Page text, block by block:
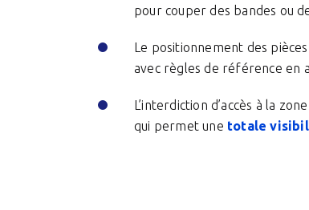
pour couper des bandes ou
Le positionnement des
avec règles de référence en
L’interdiction d’accès à la
qui permet une totale